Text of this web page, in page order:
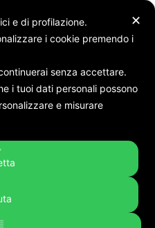
✕
e di profilazione.
i cookie premendo i
senza accettare.
i tuoi dati personali possono
e misurare